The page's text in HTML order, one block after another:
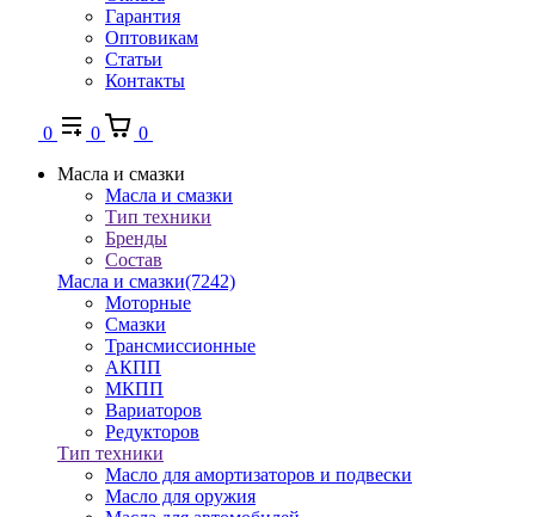
Гарантия
Оптовикам
Статьи
Контакты
0 0
0
Масла и смазки
Масла и смазки
Тип техники
Бренды
Состав
Масла и смазки(7242)
Моторные
Смазки
Трансмиссионные
АКПП
МКПП
Вариаторов
Редукторов
Тип техники
Масло для амортизаторов и подвески
Масло для оружия